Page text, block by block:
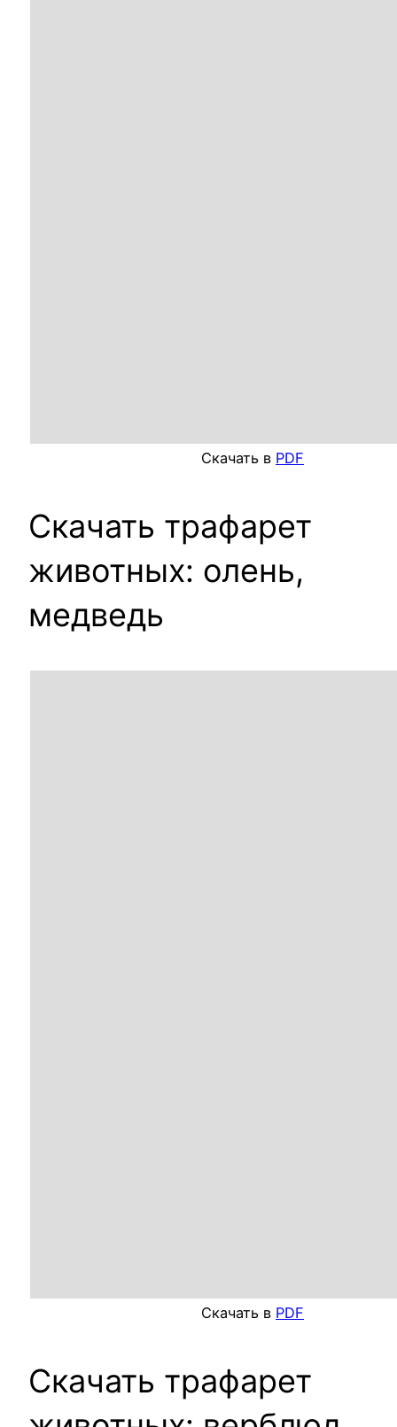
Скачать в PDF
Скачать трафарет
животных: олень,
медведь
Скачать в PDF
Скачать трафарет